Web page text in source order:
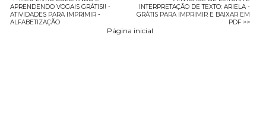
APRENDENDO VOGAIS GRÁTIS!! -
ATIVIDADES PARA IMPRIMIR -
ALFABETIZAÇÃO
INTERPRETAÇÃO DE TEXTO: ARIELA -
GRÁTIS PARA IMPRIMIR E BAIXAR EM
PDF >>
Página inicial